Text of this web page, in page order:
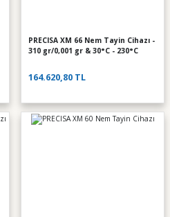
PRECISA XM 66 Nem Tayin Cihazı -
310 gr/0,001 gr & 30°C - 230°C
164.620,80 TL